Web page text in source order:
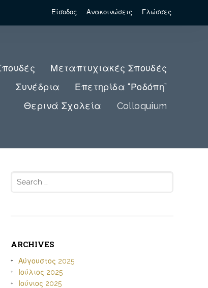
Είσοδος Ανακοινώσεις Γλώσσες
Μεταπτυχιακές Σπουδές
Συνέδρια
Επετηρίδα “Ροδόπη”
Θερινά Σχολεία
Colloquium
ARCHIVES
Αύγουστος 2025
Ιούλιος 2025
Ιούνιος 2025